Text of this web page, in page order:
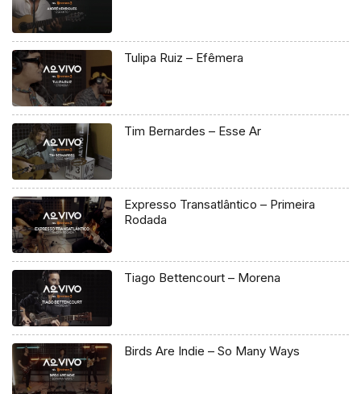
Tulipa Ruiz – Efêmera
Tim Bernardes – Esse Ar
Expresso Transatlântico – Primeira
Rodada
Tiago Bettencourt – Morena
Birds Are Indie – So Many Ways